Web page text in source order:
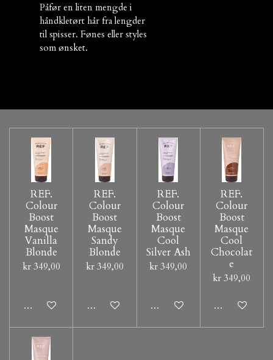
Påfør en liten mengde i
håndkletørt hår fra lengder
til spisser. Fønes eller styles
som ønsket.
REF.
Colour
Boost
Masque
Vanilla
Blonde
kr 349,00
Legg til handlevogn
REF.
Colour
Boost
Masque
Sandy
Blonde
kr 349,00
Legg til handlevogn
REF.
Colour
Boost
Masque
Cool
Silver Ash
kr 349,00
Legg til handlevogn
REF.
Colour
Boost
Masque
Cool
Chocolat
e
kr 349,00
Legg til